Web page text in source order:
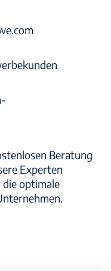
Beratung
Experten
optimale